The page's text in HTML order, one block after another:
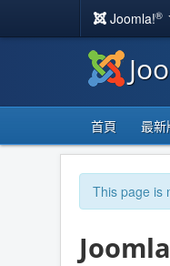
Joomla!®
首頁 最新
This page is